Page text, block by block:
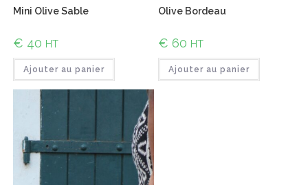
Mini Olive Sable
€ 40 HT
Ajouter au panier
Olive Bordeau
€ 60 HT
Ajouter au panier